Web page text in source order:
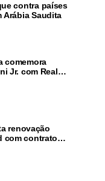
contra países
Arábia Saudita
comemora
Jr. com Real
renovação
com contrato